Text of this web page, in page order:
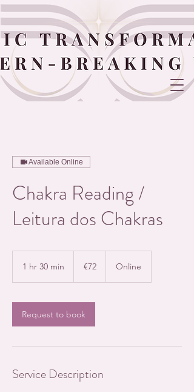
Available Online
Chakra Reading /
Leitura dos Chakras
1 hr 30 min
0
m
i
€72 Online
Request to book
Service Description